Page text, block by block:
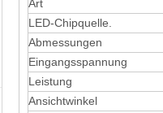
Art
LED-Chipquelle.
Abmessungen
Eingangsspannung
Leistung
Ansichtwinkel